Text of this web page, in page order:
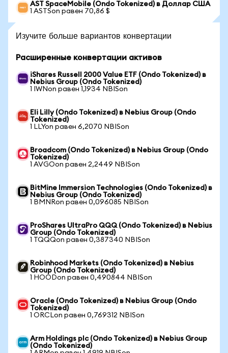
AST SpaceMobile (Ondo Tokenized) в Доллар США
1 ASTSon равен 70,86 $
Изучите больше вариантов конвертации
Расширенные конвертации активов
iShares Russell 2000 Value ETF (Ondo Tokenized) в
Nebius Group (Ondo Tokenized)
1 IWNon равен 1,1934 NBISon
Eli Lilly (Ondo Tokenized) в Nebius Group (Ondo
Tokenized)
1 LLYon равен 6,2070 NBISon
Broadcom (Ondo Tokenized) в Nebius Group (Ondo
Tokenized)
1 AVGOon равен 2,2449 NBISon
BitMine Immersion Technologies (Ondo Tokenized) в
Nebius Group (Ondo Tokenized)
1 BMNRon равен 0,096085 NBISon
ProShares UltraPro QQQ (Ondo Tokenized) в Nebius
Group (Ondo Tokenized)
1 TQQQon равен 0,387340 NBISon
Robinhood Markets (Ondo Tokenized) в Nebius
Group (Ondo Tokenized)
1 HOODon равен 0,490844 NBISon
Oracle (Ondo Tokenized) в Nebius Group (Ondo
Tokenized)
1 ORCLon равен 0,769312 NBISon
Arm Holdings plc (Ondo Tokenized) в Nebius Group
(Ondo Tokenized)